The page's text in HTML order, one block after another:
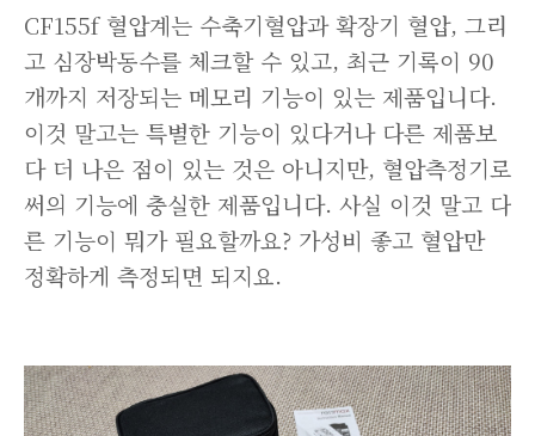
CF155f 혈압계는 수축기혈압과 확장기 혈압, 그리
고 심장박동수를 체크할 수 있고, 최근 기록이 90
개까지 저장되는 메모리 기능이 있는 제품입니다.
이것 말고는 특별한 기능이 있다거나 다른 제품보
다 더 나은 점이 있는 것은 아니지만, 혈압측정기로
써의 기능에 충실한 제품입니다. 사실 이것 말고 다
른 기능이 뭐가 필요할까요? 가성비 좋고 혈압만
정확하게 측정되면 되지요.